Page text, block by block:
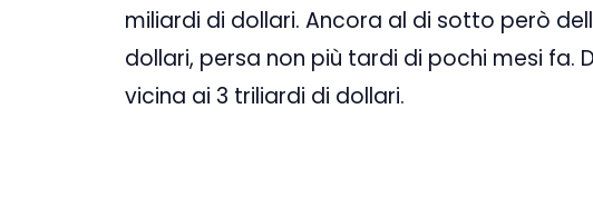
miliardi di dollari. Ancora al di sotto però
dollari, persa non più tardi di pochi mesi
vicina ai 3 triliardi di dollari.